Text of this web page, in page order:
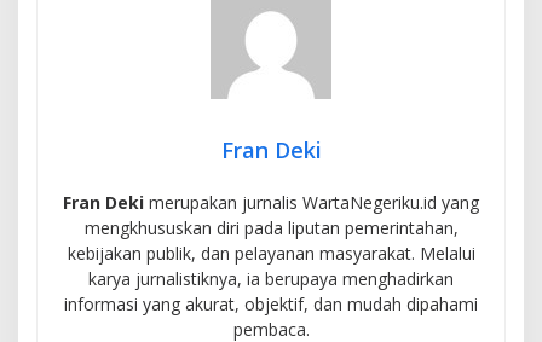
Fran Deki
Fran Deki merupakan jurnalis WartaNegeriku.id yang
mengkhususkan diri pada liputan pemerintahan,
kebijakan publik, dan pelayanan masyarakat. Melalui
karya jurnalistiknya, ia berupaya menghadirkan
informasi yang akurat, objektif, dan mudah dipahami
pembaca.